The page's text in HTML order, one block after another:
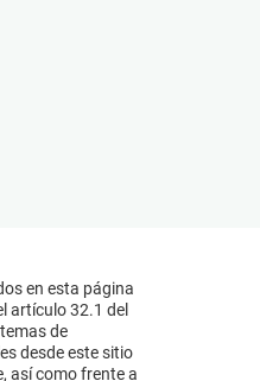
en esta página
artículo 32.1 del
de
desde este sitio
así como frente a